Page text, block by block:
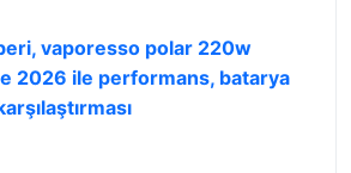
vaporesso polar 220w
2026 ile performans, batarya